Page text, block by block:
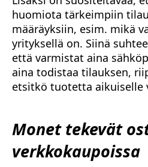
huomiota tärkeimpiin
määräyksiin, esim. mikä
yrityksellä on. Siinä
että varmistat aina
aina todistaa tilauksen,
etsitkö tuotetta aikuiselle
Monet tekevät
verkkokaupoissa